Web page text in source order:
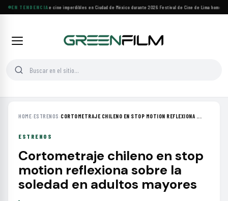
EN TENDENCIA
Cuatro festivales de cine imperdibles en Ciudad de México durante 2026·Festival de Cine de Lima
HOME›ESTRENOS ›CORTOMETRAJE CHILENO EN STOP MOTION REFLEXIONA ...
ESTRENOS
Cortometraje chileno en stop
motion reflexiona sobre la
soledad en adultos mayores